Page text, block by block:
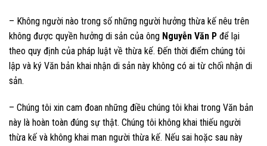
– Không người nào trong số những người hưởng thừa kế nêu trên
không được quyền hưởng di sản của ông Nguyễn Văn P để lại
theo quy định của pháp luật về thừa kế. Đến thời điểm chúng tôi
lập và ký Văn bản khai nhận di sản này không có ai từ chối nhận di
sản.
– Chúng tôi xin cam đoan những điều chúng tôi khai trong Văn bản
này là hoàn toàn đúng sự thật. Chúng tôi không khai thiếu người
thừa kế và không khai man người thừa kế. Nếu sai hoặc sau này